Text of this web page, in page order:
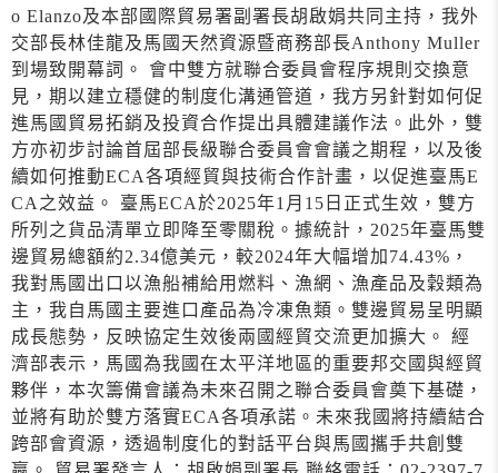
o Elanzo及本部國際貿易署副署長胡啟娟共同主持，我外
交部長林佳龍及馬國天然資源暨商務部長Anthony Muller
到場致開幕詞。 會中雙方就聯合委員會程序規則交換意
見，期以建立穩健的制度化溝通管道，我方另針對如何促
進馬國貿易拓銷及投資合作提出具體建議作法。此外，雙
方亦初步討論首屆部長級聯合委員會會議之期程，以及後
續如何推動ECA各項經貿與技術合作計畫，以促進臺馬E
CA之效益。 臺馬ECA於2025年1月15日正式生效，雙方
所列之貨品清單立即降至零關稅。據統計，2025年臺馬雙
邊貿易總額約2.34億美元，較2024年大幅增加74.43%，
我對馬國出口以漁船補給用燃料、漁網、漁產品及穀類為
主，我自馬國主要進口產品為冷凍魚類。雙邊貿易呈明顯
成長態勢，反映協定生效後兩國經貿交流更加擴大。 經
濟部表示，馬國為我國在太平洋地區的重要邦交國與經貿
夥伴，本次籌備會議為未來召開之聯合委員會奠下基礎，
並將有助於雙方落實ECA各項承諾。未來我國將持續結合
跨部會資源，透過制度化的對話平台與馬國攜手共創雙